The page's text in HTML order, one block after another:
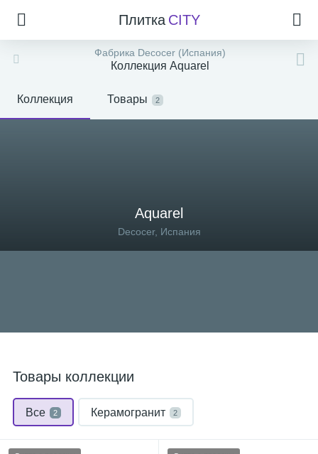
Плитка CITY
Фабрика Decocer (Испания)
Коллекция Aquarel
Коллекция Товары 2
Aquarel
Decocer, Испания
Товары коллекции
Все 2 Керамогранит 2